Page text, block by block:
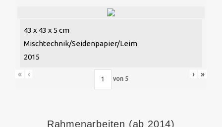
43 x 43 x 5 cm
Mischtechnik/Seidenpapier/Leim
2015
« ‹
von 5
› »
Rahmenarbeiten (ab 2014)